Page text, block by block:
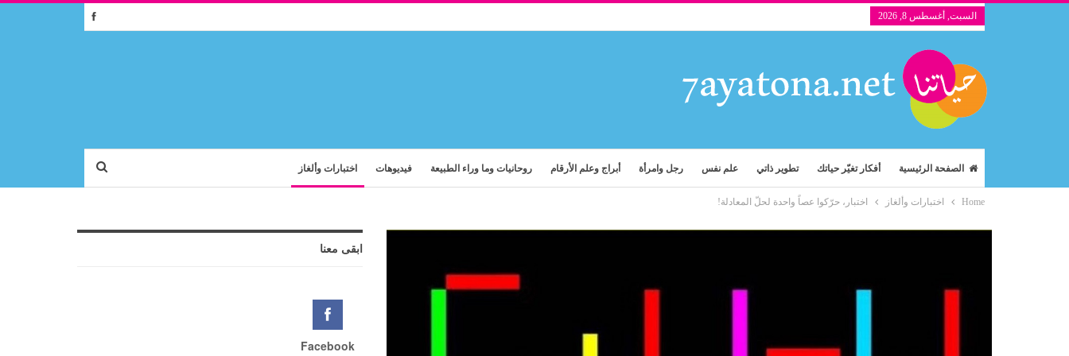
السبت, أغسطس 8, 2026
الصفحة الرئيسية أفكار تغيّر حياتك تطوير ذاتي علم نفس رجل وامرأة أبراج وعلم الأرقام روحانيات وما وراء الطبيعة فيديوهات اختبارات وألغاز
Home اختبارات وألغاز اختبار، حرّكوا عصاً واحدة لحلّ المعادلة!
ابقى معنا
Facebook